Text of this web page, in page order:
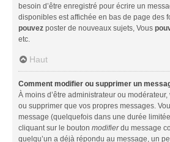
besoin d’être enregistré pour écrire un
disponibles est affichée en bas de page des
pouvez poster de nouveaux sujets, Vous
etc.
Haut
Comment modifier ou supprimer un
À moins d’être administrateur ou
ou supprimer que vos propres messages.
message (quelquefois dans une durée
cliquant sur le bouton modifierdu message
quelqu’un a déjà répondu au message, un